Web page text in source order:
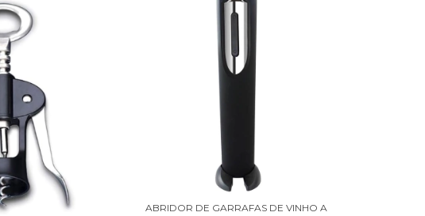
ABRIDOR DE GARRAFAS DE VINHO A